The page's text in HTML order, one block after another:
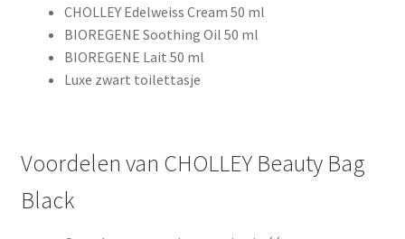
CHOLLEY Edelweiss Cream 50 ml
BIOREGENE Soothing Oil 50 ml
BIOREGENE Lait 50 ml
Luxe zwart toilettasje
Voordelen van CHOLLEY Beauty Bag
Black